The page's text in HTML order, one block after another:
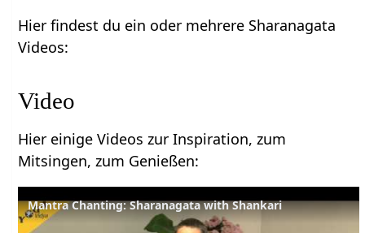
Hier findest du ein oder mehrere Sharanagata
Videos:
Video
Hier einige Videos zur Inspiration, zum
Mitsingen, zum Genießen:
Mantra Chanting: Sharanagata with Shankari